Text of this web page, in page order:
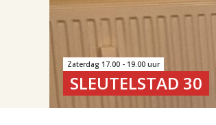
Zaterdag 17.00 - 19.00 uur
SLEUTELSTAD 30